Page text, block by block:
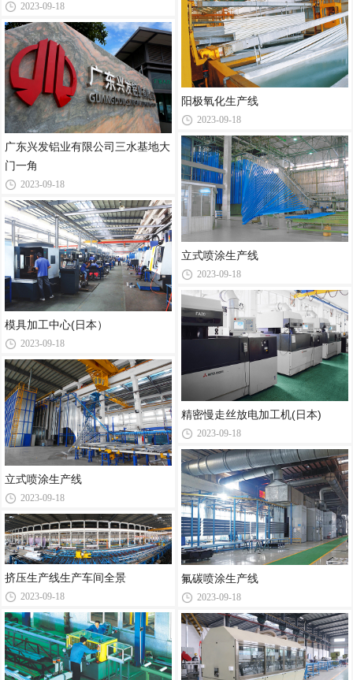
2023-09-18
广东兴发铝业有限公司三水基地大
门一角
2023-09-18
模具加工中心(日本）
2023-09-18
立式喷涂生产线
2023-09-18
挤压生产线生产车间全景
2023-09-18
阳极氧化生产线
2023-09-18
立式喷涂生产线
2023-09-18
精密慢走丝放电加工机(日本)
2023-09-18
氟碳喷涂生产线
2023-09-18